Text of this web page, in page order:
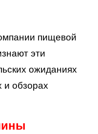
пищевой
эти
ожиданиях
и обзорах